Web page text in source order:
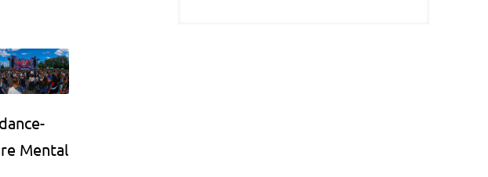
Mental